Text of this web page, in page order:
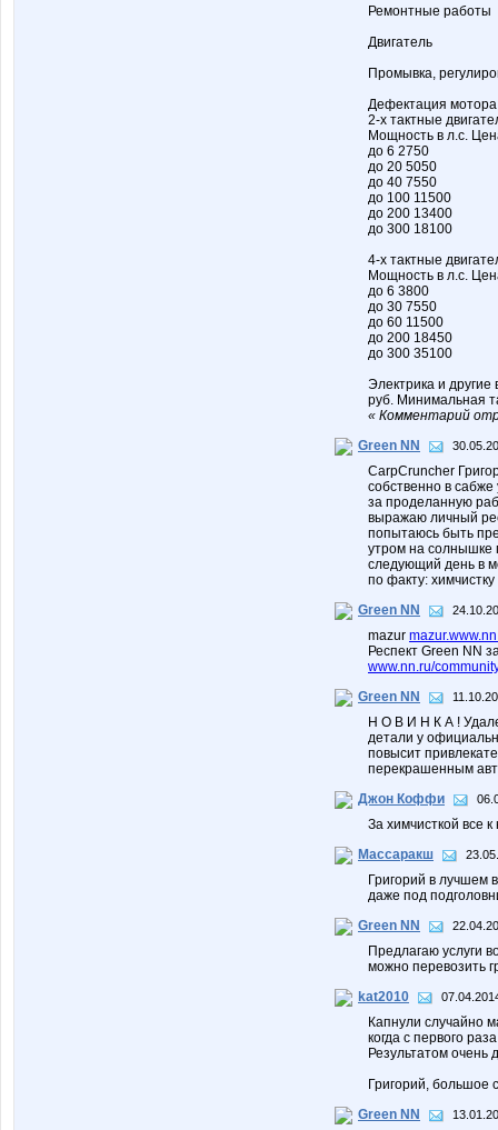
Ремонтные работы
Двигатель
Промывка,
Дефектация мотора
2-х тактные
Мощность в л.с.
до 6 2750
до 20 5050
до 40 7550
до 100 11500
до 200 13400
до 300 18100
4-х тактные
Мощность в л.с.
до 6 3800
до 30 7550
до 60 11500
до 200 18450
до 300 35100
Электрика и
руб. Минимальная
« Комментарий
Green NN
CarpCruncher
собственно в
за проделанную
выражаю личный
попытаюсь быть
утром на солнышке
следующий день в
по факту:
Green NN
mazur
Респект Green NN
www.nn.ru/
Green NN
Н О В И Н К А !
детали у
повысит
перекрашенным
Джон Коффи
За химчисткой все
Массаракш
Григорий в лучшем
даже под
Green NN
Предлагаю услуги
можно перевозить
kat2010
Капнули случайно
когда с первого
Результатом очень
Григорий, большое
Green NN